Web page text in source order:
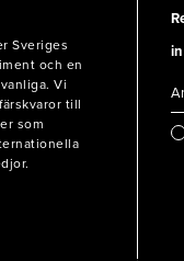
Sveriges
och en
Vi
till
som